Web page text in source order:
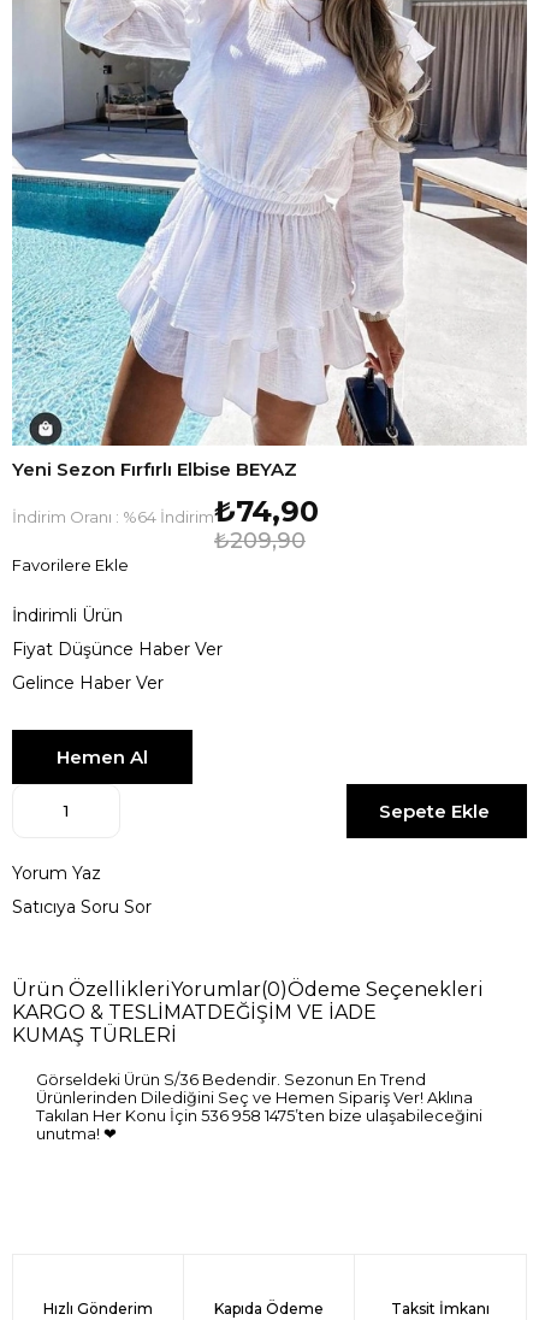
Yeni Sezon Fırfırlı Elbise BEYAZ
İndirim Oranı : %64 İndirim
₺209,90
₺74,90
Favorilere Ekle
İndirimli Ürün
Fiyat Düşünce Haber Ver
Gelince Haber Ver
Yorum Yaz
Satıcıya Soru Sor
Ürün ÖzellikleriYorumlar(0)Ödeme Seçenekleri
KARGO & TESLİMATDEĞİŞİM VE İADE
KUMAŞ TÜRLERİ
Görseldeki Ürün S/36 Bedendir. Sezonun En Trend
Ürünlerinden Dilediğini Seç ve Hemen Sipariş Ver! Aklına
Takılan Her Konu İçin 536 958 1475’ten bize ulaşabileceğini
unutma! ❤
Hızlı Gönderim Kapıda Ödeme Taksit İmkanı